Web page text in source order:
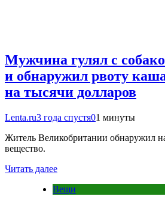
Мужчина гулял с
и обнаружил рвоту
на тысячи долларов
Lenta.ru3 года спустя01 минуты
Житель Великобритании обнаружил
вещество.
Читать далее
Вещи